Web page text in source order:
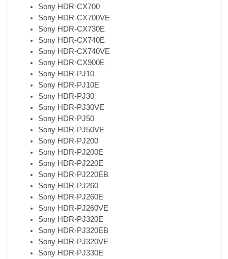
Sony HDR-CX700
Sony HDR-CX700VE
Sony HDR-CX730E
Sony HDR-CX740E
Sony HDR-CX740VE
Sony HDR-CX900E
Sony HDR-PJ10
Sony HDR-PJ10E
Sony HDR-PJ30
Sony HDR-PJ30VE
Sony HDR-PJ50
Sony HDR-PJ50VE
Sony HDR-PJ200
Sony HDR-PJ200E
Sony HDR-PJ220E
Sony HDR-PJ220EB
Sony HDR-PJ260
Sony HDR-PJ260E
Sony HDR-PJ260VE
Sony HDR-PJ320E
Sony HDR-PJ320EB
Sony HDR-PJ320VE
Sony HDR-PJ330E